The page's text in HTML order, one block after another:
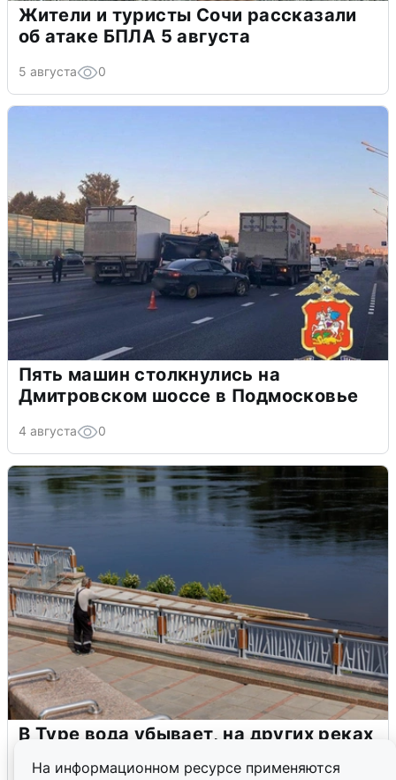
На информационном ресурсе применяются
Жители и туристы Сочи рассказали
об атаке БПЛА 5 августа
5 августа 0
Пять машин столкнулись на
Дмитровском шоссе в Подмосковье
4 августа 0
В Туре вода убывает, на других реках